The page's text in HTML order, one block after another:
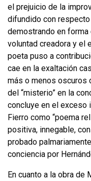
el prejuicio de la
difundido con
demostrando en
voluntad crea­dora y el
poeta puso a
cae en la exaltación
más o menos oscuros
del “misterio” en la
concluye en el exceso
Fierro como “poema
positiva, inne­gable,
probado
conciencia por
En cuanto a la obra de